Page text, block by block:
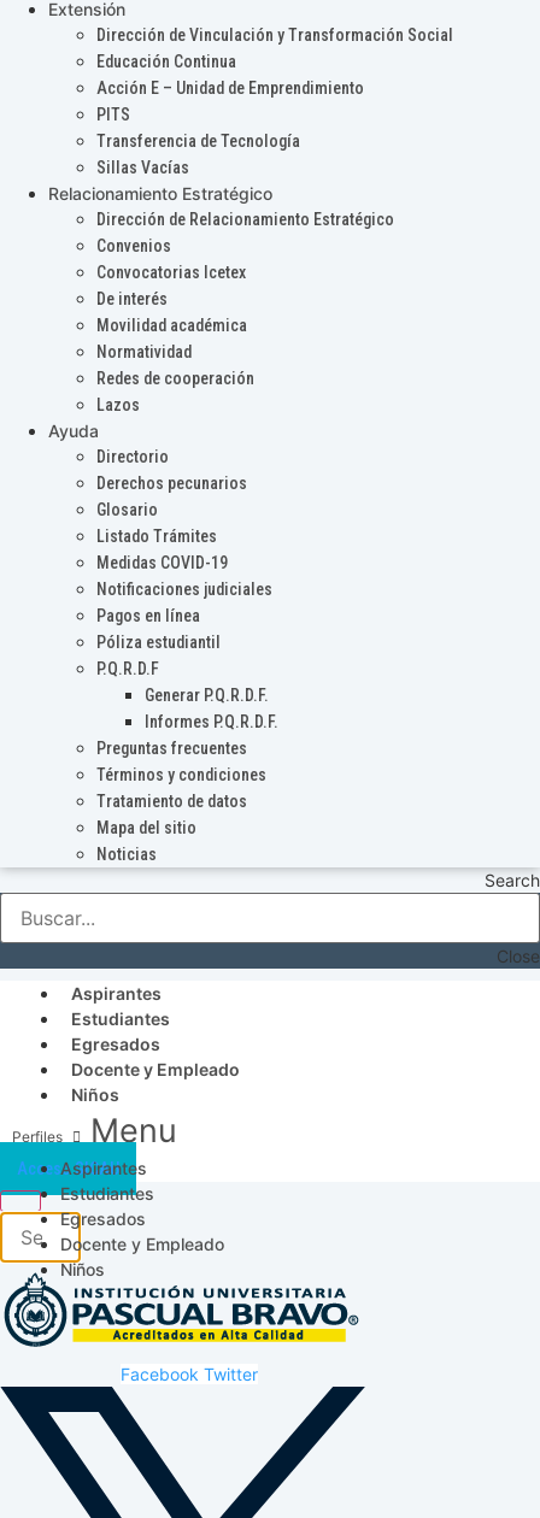
Extensión
Dirección de Vinculación y Transformación Social
Educación Continua
Acción E – Unidad de Emprendimiento
PITS
Transferencia de Tecnología
Sillas Vacías
Relacionamiento Estratégico
Dirección de Relacionamiento Estratégico
Convenios
Convocatorias Icetex
De interés
Movilidad académica
Normatividad
Redes de cooperación
Lazos
Ayuda
Directorio
Derechos pecunarios
Glosario
Listado Trámites
Medidas COVID-19
Notificaciones judiciales
Pagos en línea
Póliza estudiantil
P.Q.R.D.F
Generar P.Q.R.D.F.
Informes P.Q.R.D.F.
Preguntas frecuentes
Términos y condiciones
Tratamiento de datos
Mapa del sitio
Noticias
Search
Close
Aspirantes
Estudiantes
Egresados
Docente y Empleado
Niños
Menu
Aspirantes
Estudiantes
Egresados
Docente y Empleado
Niños
Acceso SICAU
Facebook Twitter